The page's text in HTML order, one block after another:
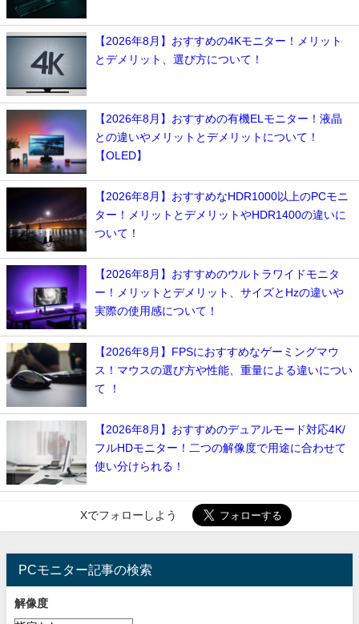
【2026年8月】おすすめの4Kモニター！メリット
とデメリット、選び方について！
【2026年8月】おすすめの有機ELモニター！液晶
との違いやメリットとデメリットについて！
【OLED】
【2026年8月】おすすめなHDR1000以上のPCモニ
ター！メリットとデメリットやHDR1400の違いに
ついて！
【2026年8月】おすすめのウルトラワイドモニタ
ー！メリットとデメリット、サイズとHzの違いや
実際の使用感について！
【2026年8月】FPSにおすすめなゲーミングマウ
ス！マウスの選び方や性能、重量による違いについ
て ！
【2026年8月】おすすめのデュアルモード対応4K/
フルHDモニター！二つの解像度で用途に合わせて
使い分けられる！
Xでフォローしよう
PCモニター記事の検索
解像度